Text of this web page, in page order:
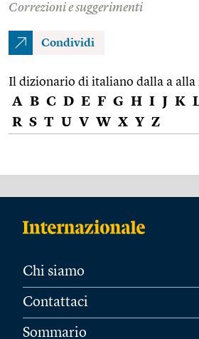
Correzioni e suggerimenti
Condividi
Il dizionario di italiano dalla a alla
A B C D E F G H I J K
R S T U V W X Y Z
Chi siamo
Contattaci
Sommario